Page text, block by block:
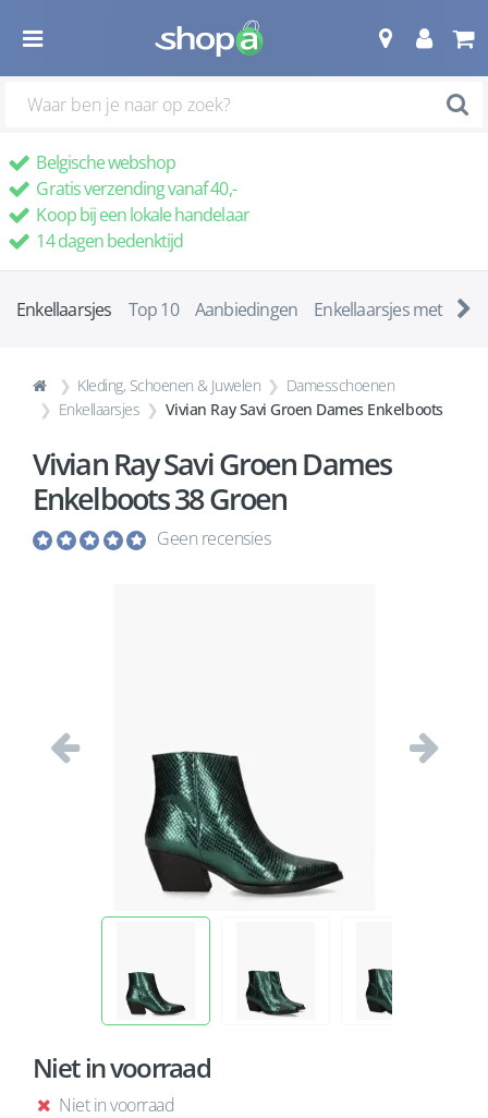
Belgische webshop
Gratis verzending vanaf 40,-
Koop bij een lokale handelaar
14 dagen bedenktijd
Enkellaarsjes Top 10 Aanbiedingen Enkellaarsjes met ha
Kleding, Schoenen & Juwelen
Damesschoenen
Enkellaarsjes
Vivian Ray Savi Groen Dames Enkelboots
Vivian Ray Savi Groen Dames
Enkelboots 38 Groen
Geen recensies
Vorige
Niet in voorraad
Niet in voorraad